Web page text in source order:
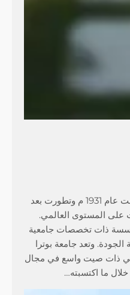
مقدمة عن جامعة بوترا تأسست عام 1931 م وتطورت بعد
على المستوى العالمي.
ذات تخصصات جامعية
الجودة. وتعد جامعة بوترا
ذات صيت واسع في مجال
ما اكتسبته…